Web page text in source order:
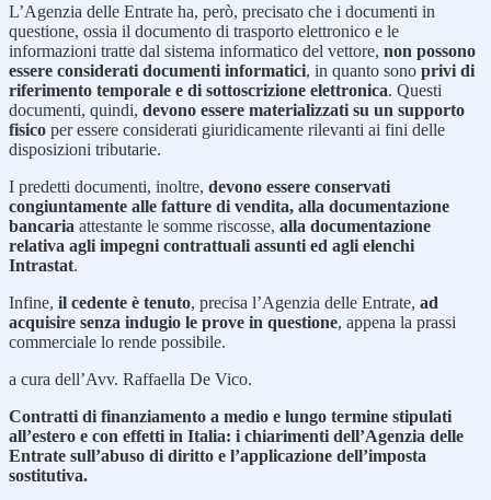
L’Agenzia delle Entrate ha, però, precisato che i documenti in
questione, ossia il documento di trasporto elettronico e le
informazioni tratte dal sistema informatico del vettore, non possono
essere considerati documenti informatici, in quanto sono privi di
riferimento temporale e di sottoscrizione elettronica. Questi
documenti, quindi, devono essere materializzati su un supporto
fisico per essere considerati giuridicamente rilevanti ai fini delle
disposizioni tributarie.
I predetti documenti, inoltre, devono essere conservati
congiuntamente alle fatture di vendita, alla documentazione
bancaria attestante le somme riscosse, alla documentazione
relativa agli impegni contrattuali assunti ed agli elenchi
Intrastat.
Infine, il cedente è tenuto, precisa l’Agenzia delle Entrate, ad
acquisire senza indugio le prove in questione, appena la prassi
commerciale lo rende possibile.
a cura dell’Avv. Raffaella De Vico.
Contratti di finanziamento a medio e lungo termine stipulati
all’estero e con effetti in Italia: i chiarimenti dell’Agenzia delle
Entrate sull’abuso di diritto e l’applicazione dell’imposta
sostitutiva.